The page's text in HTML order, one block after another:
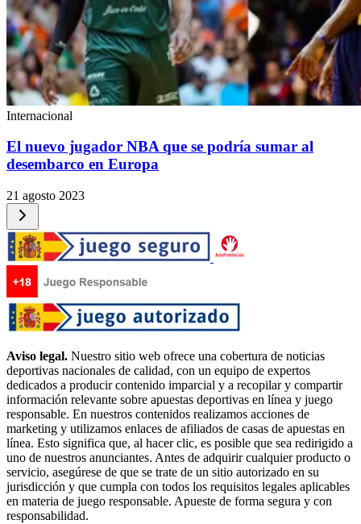
Internacional
El nuevo jugador NBA que se podría sumar al
desembarco en Europa
21 agosto 2023
Aviso legal. Nuestro sitio web ofrece una cobertura de noticias
deportivas nacionales de calidad, con un equipo de expertos
dedicados a producir contenido imparcial y a recopilar y compartir
información relevante sobre apuestas deportivas en línea y juego
responsable. En nuestros contenidos realizamos acciones de
marketing y utilizamos enlaces de afiliados de casas de apuestas en
línea. Esto significa que, al hacer clic, es posible que sea redirigido a
uno de nuestros anunciantes. Antes de adquirir cualquier producto o
servicio, asegúrese de que se trate de un sitio autorizado en su
jurisdicción y que cumpla con todos los requisitos legales aplicables
en materia de juego responsable. Apueste de forma segura y con
responsabilidad.